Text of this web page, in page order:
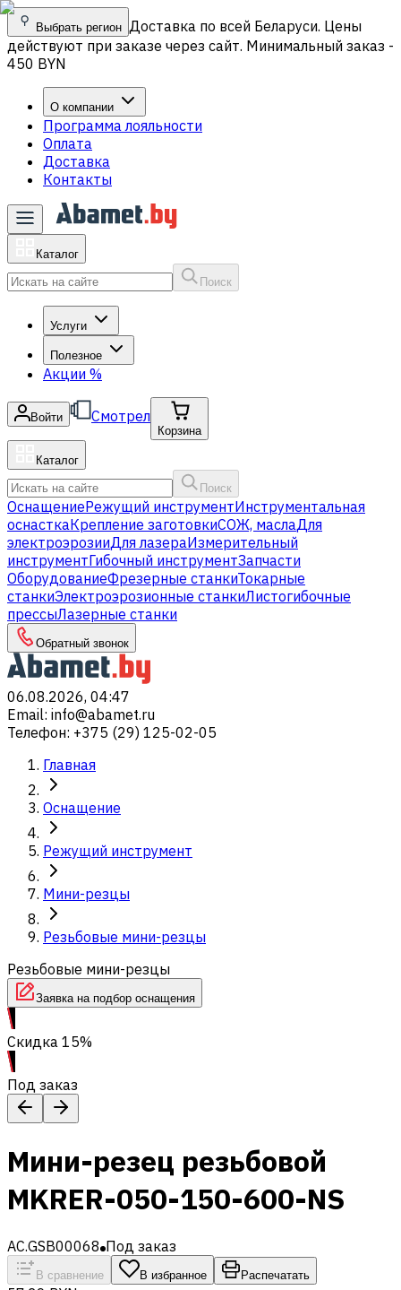
Выбрать регион Доставка по всей Беларуси. Цены
действуют при заказе через сайт. Минимальный заказ -
450 BYN
О компании
Программа лояльности
Оплата
Доставка
Контакты
Каталог
Поиск
Услуги
Полезное
Акции %
Войти Смотрел
Корзина
Каталог
Поиск
ОснащениеРежущий инструментИнструментальная
оснасткаКрепление заготовкиСОЖ, маслаДля
электроэрозииДля лазераИзмерительный
инструментГибочный инструментЗапчасти
ОборудованиеФрезерные станкиТокарные
станкиЭлектроэрозионные станкиЛистогибочные
прессыЛазерные станки
Обратный звонок
06.08.2026, 04:47
Email: info@abamet.ru
Телефон: +375 (29) 125-02-05
Главная
Оснащение
Режущий инструмент
Мини-резцы
Резьбовые мини-резцы
Резьбовые мини-резцы
Заявка на подбор оснащения
Скидка 15%
Под заказ
Мини-резец резьбовой
MKRER-050-150-600-NS
AC.GSB00068 Под заказ
В сравнение В избранное Распечатать